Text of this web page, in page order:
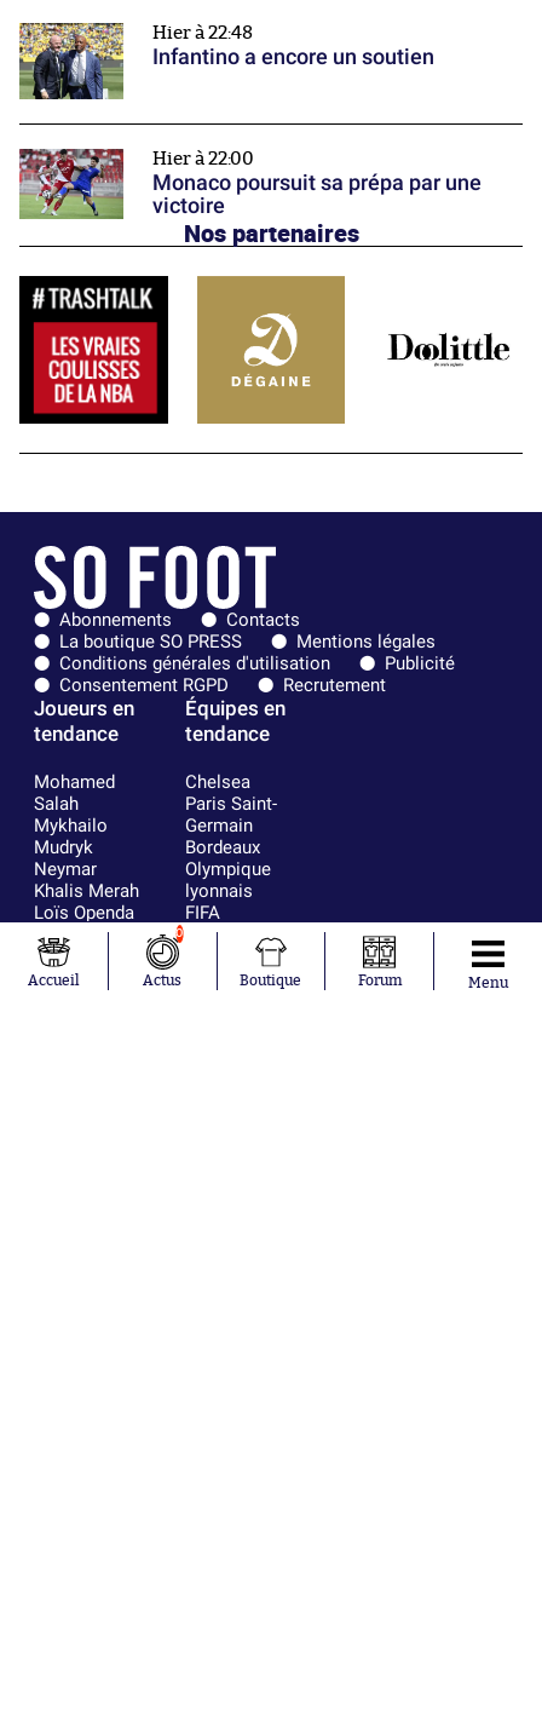
Hier à 22:48
Infantino a encore un soutien
Hier à 22:00
Monaco poursuit sa prépa par une
victoire
Nos partenaires
Abonnements
Contacts
La boutique SO PRESS
Mentions légales
Conditions générales d'utilisation
Publicité
Consentement RGPD
Recrutement
Joueurs en
tendance
Mohamed
Salah
Mykhailo
Mudryk
Neymar
Khalis Merah
Loïs Openda
Moussa
Niakhaté
Nicolás
Équipes en
tendance
Chelsea
Paris Saint-
Germain
Bordeaux
Olympique
lyonnais
FIFA
Real Madrid
RC Strasbourg
AC Milan
Accueil
0
Actus Boutique Forum Menu